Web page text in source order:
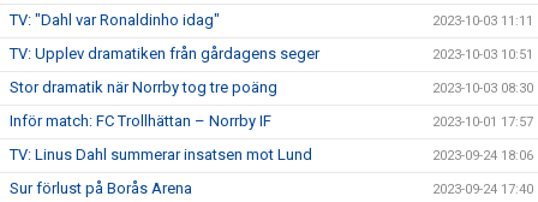
TV: "Dahl var Ronaldinho idag" 2023-10-03 11:11
TV: Upplev dramatiken från gårdagens seger 2023-10-03 10:51
Stor dramatik när Norrby tog tre poäng 2023-10-03 08:30
Inför match: FC Trollhättan – Norrby IF 2023-10-01 17:57
TV: Linus Dahl summerar insatsen mot Lund 2023-09-24 18:06
Sur förlust på Borås Arena 2023-09-24 17:40